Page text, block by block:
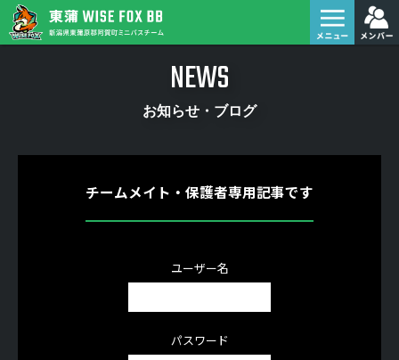
NEWS
お知らせ・ブログ
チームメイト・保護者専用記事です
ユーザー名
パスワード